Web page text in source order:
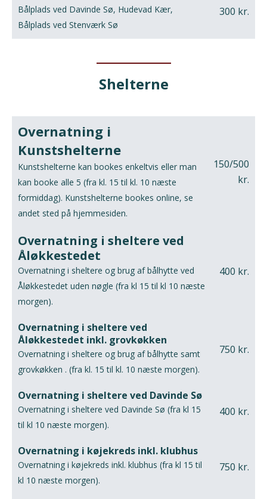
Bålplads ved Davinde Sø, Hudevad Kær,
Bålplads ved Stenværk Sø
300 kr.
Shelterne
Overnatning i
Kunstshelterne
Kunstshelterne kan bookes enkeltvis eller man
kan booke alle 5 (fra kl. 15 til kl. 10 næste
formiddag). Kunstshelterne bookes online, se
andet sted på hjemmesiden.
150/500
kr.
Overnatning i sheltere ved
Åløkkestedet
Overnatning i sheltere og brug af bålhytte ved
Åløkkestedet uden nøgle (fra kl 15 til kl 10 næste
morgen).
400 kr.
Overnatning i sheltere ved
Åløkkestedet inkl. grovkøkken
Overnatning i sheltere og brug af bålhytte samt
grovkøkken . (fra kl. 15 til kl. 10 næste morgen).
750 kr.
Overnatning i sheltere ved Davinde Sø
Overnatning i sheltere ved Davinde Sø (fra kl 15
til kl 10 næste morgen).
400 kr.
Overnatning i køjekreds inkl. klubhus
Overnatning i køjekreds inkl. klubhus (fra kl 15 til
kl 10 næste morgen).
750 kr.